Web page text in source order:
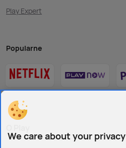
Play Expert
Popularne
We care about your privacy